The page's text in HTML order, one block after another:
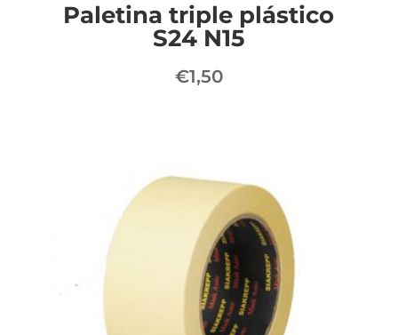
Paletina triple plástico
S24 N15
€1,50